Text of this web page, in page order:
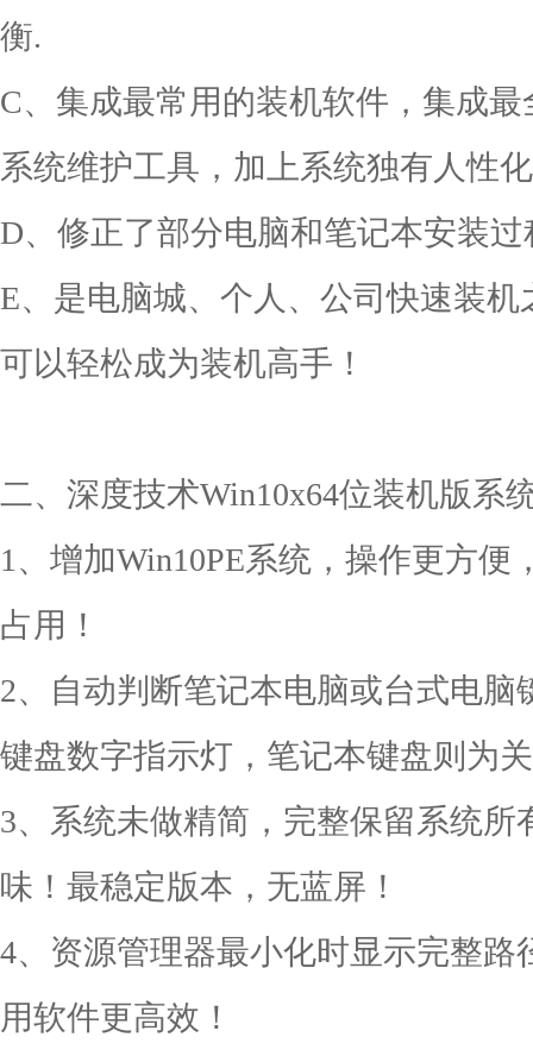
衡.
C、集成最常用的装机软件，集成
系统维护工具，加上系统独有人性
D、修正了部分电脑和笔记本安装
E、是电脑城、个人、公司快速装
可以轻松成为装机高手！
二、深度技术Win10x64位装机版系
1、增加Win10PE系统，操作更方
占用！
2、自动判断笔记本电脑或台式电
键盘数字指示灯，笔记本键盘则为
3、系统未做精简，完整保留系统所
味！最稳定版本，无蓝屏！
4、资源管理器最小化时显示完整
用软件更高效！